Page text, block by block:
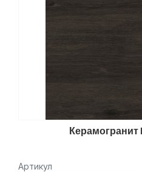
Керамогранит
Артикул